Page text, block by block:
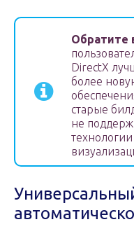
Обратите
DirectX
более
старые
не